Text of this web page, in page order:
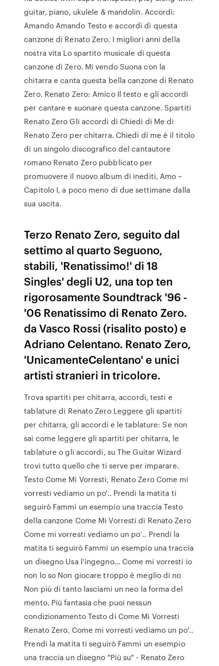
guitar, piano, ukulele & mandolin. Accordi:
Amando Amando Testo e accordi di questa
canzone di Renato Zero. I migliori anni della
nostra vita Lo spartito musicale di questa
canzone di Zero. Mi vendo Suona con la
chitarra e canta questa bella canzone di Renato
Zero. Renato Zero: Amico Il testo e gli accordi
per cantare e suonare questa canzone. Spartiti
Renato Zero Gli accordi di Chiedi di Me di
Renato Zero per chitarra. Chiedi di me è il titolo
di un singolo discografico del cantautore
romano Renato Zero pubblicato per
promuovere il nuovo album di inediti, Amo –
Capitolo I, a poco meno di due settimane dalla
sua uscita.
Terzo Renato Zero, seguito dal
settimo al quarto Seguono,
stabili, 'Renatissimo!' di 18
Singles' degli U2, una top ten
rigorosamente Soundtrack '96 -
'06 Renatissimo di Renato Zero.
da Vasco Rossi (risalito posto) e
Adriano Celentano. Renato Zero,
'UnicamenteCelentano' e unici
artisti stranieri in tricolore.
Trova spartiti per chitarra, accordi, testi e
tablature di Renato Zero Leggere gli spartiti
per chitarra, gli accordi e le tablature: Se non
sai come leggere gli spartiti per chitarra, le
tablature o gli accordi, su The Guitar Wizard
trovi tutto quello che ti serve per imparare.
Testo Come Mi Vorresti, Renato Zero Come mi
vorresti vediamo un po'.. Prendi la matita ti
seguirò Fammi un esempio una traccia Testo
della canzone Come Mi Vorresti di Renato Zero
Come mi vorresti vediamo un po’.. Prendi la
matita ti seguirò Fammi un esempio una traccia
un disegno Usa l’ingegno… Come mi vorresti io
non lo so Non giocare troppo è meglio di no
Non più di tanto lasciami un neo la forma del
mento. Più fantasia che puoi nessun
condizionamento Testo di Come Mi Vorresti
Renato Zero. Come mi vorresti vediamo un po'..
Prendi la matita ti seguirò Fammi un esempio
una traccia un disegno "Più su" - Renato Zero